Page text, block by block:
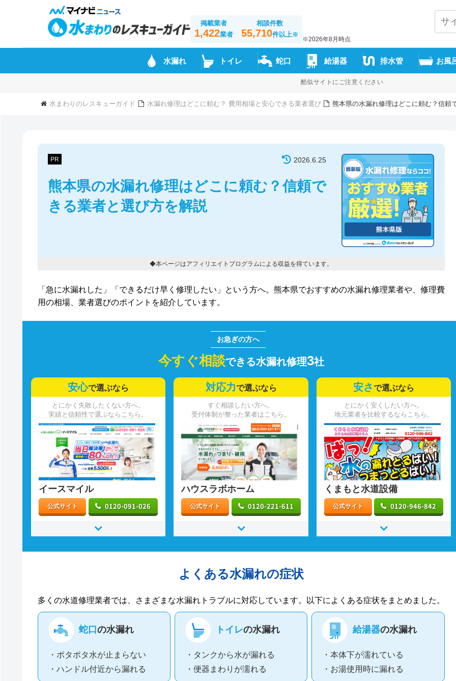
掲載業者
1,422業者
相談件数
55,710件以上※
※2026年8月時点
水漏れ トイレ 蛇口 給湯器 排水管 お風
酷似サイトにご注意ください
水まわりのレスキューガイド 水漏れ修理はどこに頼む？ 費用相場と安心できる業者選び 熊本県の水漏れ修理はどこに頼む？信頼
PR 2026.6.25
熊本県の水漏れ修理はどこに頼む？信頼で
きる業者と選び方を解説
◆本ページはアフィリエイトプログラムによる収益を得ています。
「急に水漏れした」「できるだけ早く修理したい」という方へ。熊本県でおすすめの水漏れ修理業者や、修理費
用の相場、業者選びのポイントを紹介しています。
今すぐ相談できる水漏れ修理3社
安心で選ぶなら
とにかく失敗したくない方へ。
実績と信頼性で選ぶならこちら。
イースマイル
公式サイト 0120-091-026
対応力で選ぶなら
すぐ相談したい方へ。
受付体制が整った業者はこちら。
ハウスラボホーム
公式サイト 0120-221-611
安さで選ぶなら
とにかく安くしたい方へ。
地元業者を比較するならこちら。
くまもと水道設備
公式サイト 0120-946-842
よくある水漏れの症状
多くの水道修理業者では、さまざまな水漏れトラブルに対応しています。以下によくある症状をまとめました。
蛇口 の水漏れ
・ポタポタ水が止まらない
・ハンドル付近から漏れる
トイレの水漏れ
・タンクから水が漏れる
・便器まわりが濡れる
給湯器の水漏れ
・本体下が濡れている
・お湯使用時に漏れる